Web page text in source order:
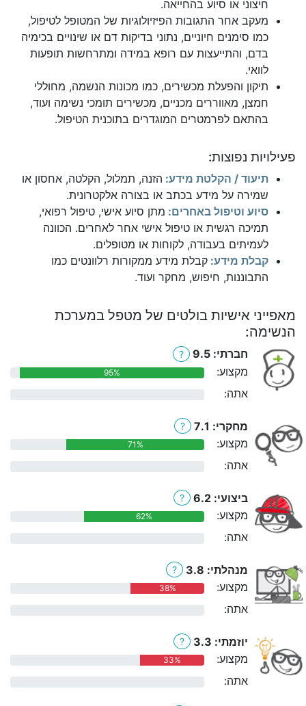
חיצוני או סיוע בהחייאה.
מעקב אחר התגובות הפיזיולוגיות של המטופל לטיפול,
כמו סימנים חיוניים, נתוני בדיקות דם או שינויים בכימיה
בדם, והתייעצות עם רופא במידה ומתרחשות תופעות
לוואי.
תיקון והפעלת מכשירים, כמו מכונות הנשמה, מחוללי
חמצן, מאווררים מכניים, מכשירים תומכי נשימה ועוד,
בהתאם לפרמטרים המוגדרים בתוכנית הטיפול.
פעילויות נפוצות:
תיעוד / הקלטת מידע: הזנה, תמלול, הקלטה, אחסון או
שמירה על מידע בכתב או בצורה אלקטרונית.
סיוע וטיפול באחרים: מתן סיוע אישי, טיפול רפואי,
תמיכה רגשית או טיפול אישי אחר לאחרים. הכוונה
לעמיתים בעבודה, לקוחות או מטופלים.
קבלת מידע: קבלת מידע ממקורות רלוונטים כמו
התבוננות, חיפוש, מחקר ועוד.
מאפייני אישיות בולטים של מטפל במערכת
הנשימה:
חברתי: 9.5 ?
מקצוע: 95%
אתה:
מחקרי: 7.1 ?
מקצוע: 71%
אתה:
ביצועי: 6.2 ?
מקצוע: 62%
אתה:
מנהלתי: 3.8 ?
מקצוע: 38%
אתה:
יוזמתי: 3.3 ?
מקצוע: 33%
אתה: